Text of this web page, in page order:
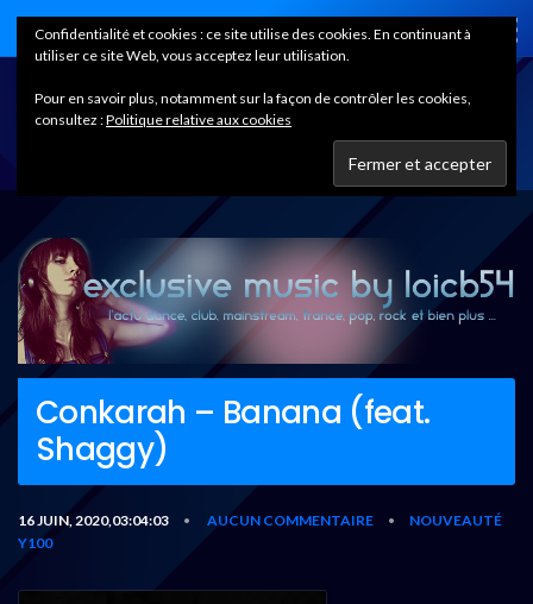
Home
Conkarah – Banana (feat.
Shaggy)
16 JUIN, 2020,03:04:03 • AUCUN COMMENTAIRE •
NOUVEAUTÉ
Y100
Confidentialité et cookies : ce site utilise des cookies. En continuant à
utiliser ce site Web, vous acceptez leur utilisation.
Pour en savoir plus, notamment sur la façon de contrôler les cookies,
consultez :Politique relative aux cookies